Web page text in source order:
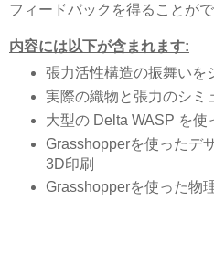
フィードバックを得ることがで
内容には以下が含まれます:
張力活性構造の振舞いを
実際の織物と張力のシミ
大型の Delta WASP を使
Grasshopperを使ったデ
3D印刷
Grasshopperを使った物